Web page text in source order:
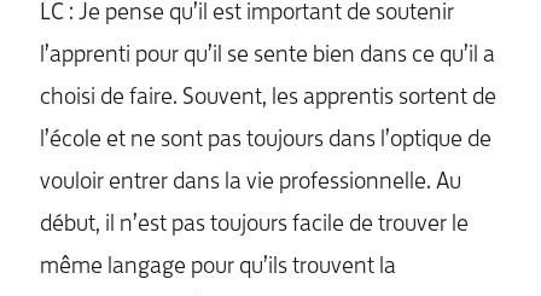
LC : Je pense qu’il est important de soutenir
l’apprenti pour qu’il se sente bien dans ce qu’il a
choisi de faire. Souvent, les apprentis sortent de
l’école et ne sont pas toujours dans l’optique de
vouloir entrer dans la vie professionnelle. Au
début, il n’est pas toujours facile de trouver le
même langage pour qu’ils trouvent la